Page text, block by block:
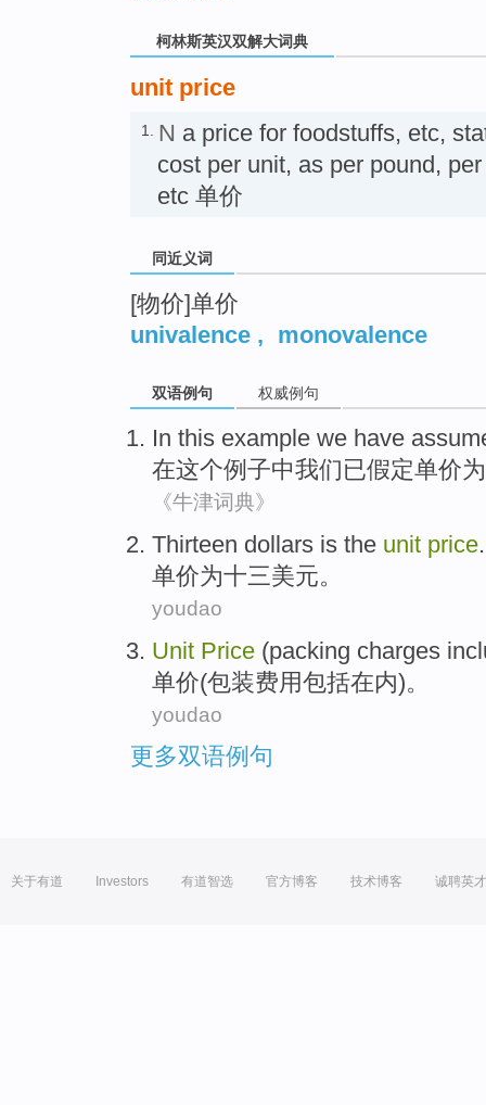
柯林斯英汉双解大词典
unit price
1. N a price for foodstuffs, etc,
cost per unit, as per pound,
etc 单价
同近义词
[物价]单价
univalence , monovalence
双语例句 权威例句
In this example we have
在这个例子中我们已假定单价为
《牛津词典》
Thirteen dollars is the unit price.
单价为十三美元。
youdao
Unit Price (packing charges
单价(包装费用包括在内)。
youdao
更多双语例句
关于有道 Investors 有道智选 官方博客 技术博客 诚聘英才